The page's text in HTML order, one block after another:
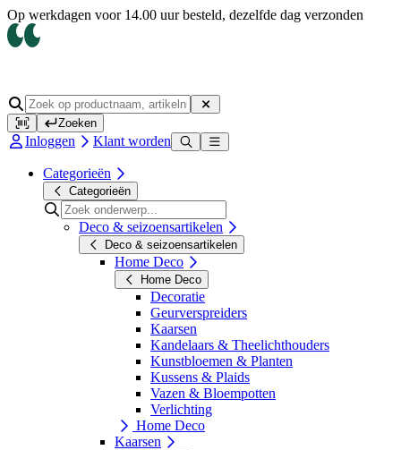
Op werkdagen voor 14.00 uur besteld, dezelfde dag verzonden
Zoeken
Inloggen Klant worden
Categorieën
Categorieën
Deco & seizoensartikelen
Deco & seizoensartikelen
Home Deco
Home Deco
Decoratie
Geurverspreiders
Kaarsen
Kandelaars & Theelichthouders
Kunstbloemen & Planten
Kussens & Plaids
Vazen & Bloempotten
Verlichting
Home Deco
Kaarsen